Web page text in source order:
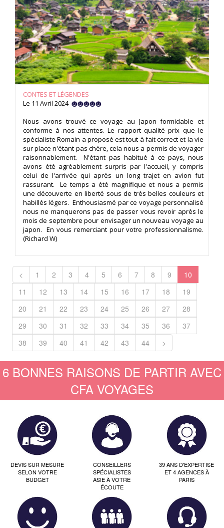
CONTES ET LÉGENDES
Le 11 Avril 2024
Nous avons trouvé ce voyage au Japon formidable et
conforme à nos attentes. Le rapport qualité prix que le
spécialiste Romain a proposé est tout à fait correct et la vie
sur place n'étant pas chère, cela nous a permis de voyager
raisonnablement. N'étant pas habitué à ce pays, nous
avons été agréablement surpris par l'accueil, y compris
celui de l'arrivée qui après un long trajet en avion fut
rassurant. Le temps a été magnifique et nous a permis
une découverte en liberté sous de très belles couleurs et
habillés légers. Enthousiasmé par ce voyage personnalisé
nous ne manquerons pas de passer vous revoir après le
mois de septembre pour envisager un nouveau voyage au
japon. En vous remerciant pour votre professionnalisme.
(Richard W)
< 1 2 3 4 5 6 7 8 9
10
11
12 13 14 15 16 17 18
19
20
21 22 23 24 25 26 27
28
29
30 31 32 33 34 35 36
37
38
39 40 41 42 43 44 >
6 BONNES RAISONS DE PARTIR AVEC
CFA VOYAGES
DEVIS SUR MESURE
SELON VOTRE
BUDGET
CONSEILLERS
SPÉCIALISTES
ASIE À VOTRE
ÉCOUTE
39 ANS D'EXPERTISE
ET 4 AGENCES À
PARIS